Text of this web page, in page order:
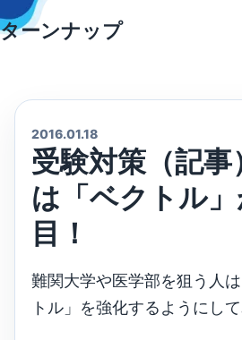
Skip
to
ターンナップ
2016.01.18
受験対策（記事
は「ベクトル
目！
難関大学や医学部を狙う人
トル」を強化するようにし